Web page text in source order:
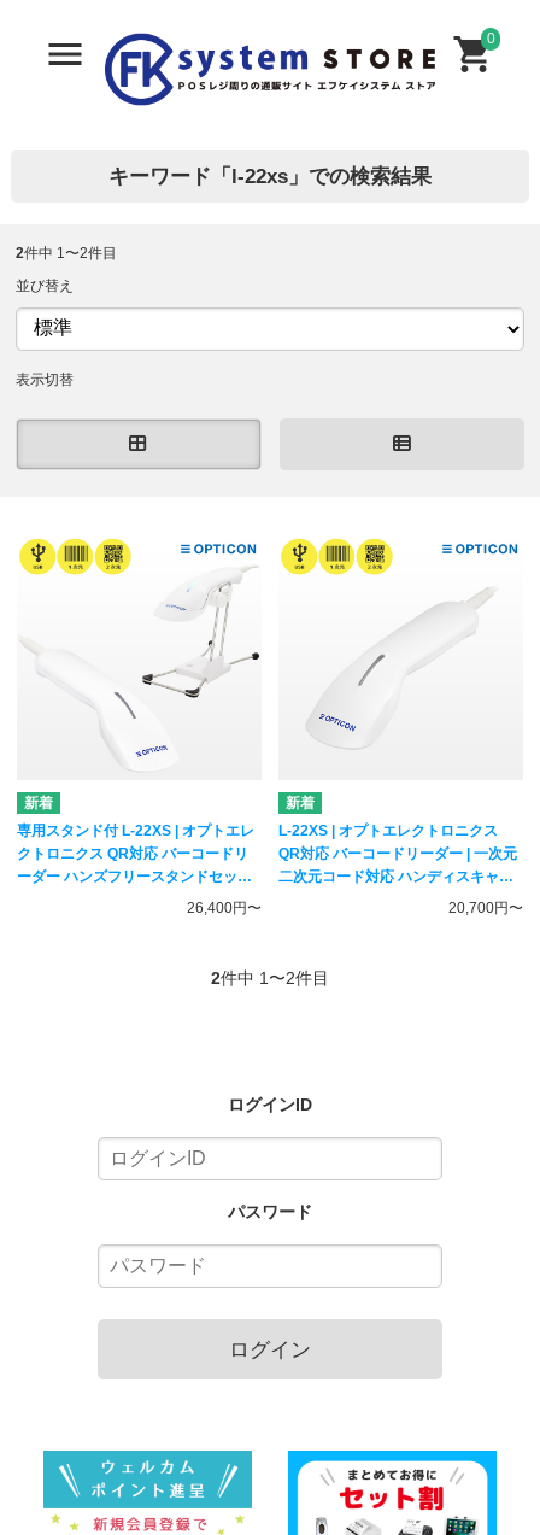
0
キーワード「l-22xs」での検索結果
2件中 1〜2件目
並び替え
表示切替
専用スタンド付 L-22XS | オプトエレ
クトロニクス QR対応 バーコードリ
ーダー ハンズフリースタンドセット |
一次元二次元コード対応 ハンディス
26,400円〜
L-22XS | オプトエレクトロニクス
QR対応 バーコードリーダー | 一次元
二次元コード対応 ハンディスキャナ
20,700円〜
2件中 1〜2件目
ログインID
パスワード
ログイン